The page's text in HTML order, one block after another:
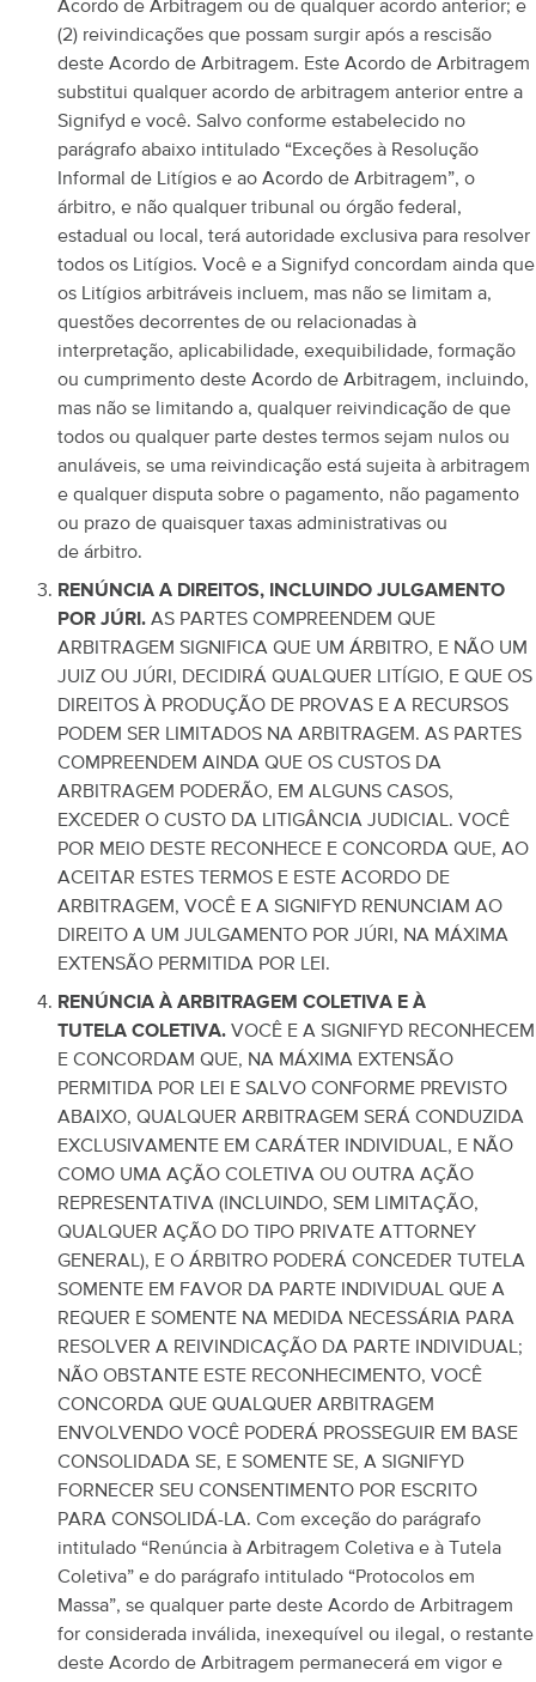
Acordo de Arbitragem ou de qualquer acordo anterior; e
(2) reivindicações que possam surgir após a rescisão
deste Acordo de Arbitragem. Este Acordo de Arbitragem
substitui qualquer acordo de arbitragem anterior entre a
Signifyd e você. Salvo conforme estabelecido no
parágrafo abaixo intitulado “Exceções à Resolução
Informal de Litígios e ao Acordo de Arbitragem”, o
árbitro, e não qualquer tribunal ou órgão federal,
estadual ou local, terá autoridade exclusiva para resolver
todos os Litígios. Você e a Signifyd concordam ainda que
os Litígios arbitráveis incluem, mas não se limitam a,
questões decorrentes de ou relacionadas à
interpretação, aplicabilidade, exequibilidade, formação
ou cumprimento deste Acordo de Arbitragem, incluindo,
mas não se limitando a, qualquer reivindicação de que
todos ou qualquer parte destes termos sejam nulos ou
anuláveis, se uma reivindicação está sujeita à arbitragem
e qualquer disputa sobre o pagamento, não pagamento
ou prazo de quaisquer taxas administrativas ou
de árbitro.
RENÚNCIA A DIREITOS, INCLUINDO JULGAMENTO
POR JÚRI. AS PARTES COMPREENDEM QUE
ARBITRAGEM SIGNIFICA QUE UM ÁRBITRO, E NÃO UM
JUIZ OU JÚRI, DECIDIRÁ QUALQUER LITÍGIO, E QUE OS
DIREITOS À PRODUÇÃO DE PROVAS E A RECURSOS
PODEM SER LIMITADOS NA ARBITRAGEM. AS PARTES
COMPREENDEM AINDA QUE OS CUSTOS DA
ARBITRAGEM PODERÃO, EM ALGUNS CASOS,
EXCEDER O CUSTO DA LITIGÂNCIA JUDICIAL. VOCÊ
POR MEIO DESTE RECONHECE E CONCORDA QUE, AO
ACEITAR ESTES TERMOS E ESTE ACORDO DE
ARBITRAGEM, VOCÊ E A SIGNIFYD RENUNCIAM AO
DIREITO A UM JULGAMENTO POR JÚRI, NA MÁXIMA
EXTENSÃO PERMITIDA POR LEI.
RENÚNCIA À ARBITRAGEM COLETIVA E À
TUTELA COLETIVA. VOCÊ E A SIGNIFYD RECONHECEM
E CONCORDAM QUE, NA MÁXIMA EXTENSÃO
PERMITIDA POR LEI E SALVO CONFORME PREVISTO
ABAIXO, QUALQUER ARBITRAGEM SERÁ CONDUZIDA
EXCLUSIVAMENTE EM CARÁTER INDIVIDUAL, E NÃO
COMO UMA AÇÃO COLETIVA OU OUTRA AÇÃO
REPRESENTATIVA (INCLUINDO, SEM LIMITAÇÃO,
QUALQUER AÇÃO DO TIPO PRIVATE ATTORNEY
GENERAL), E O ÁRBITRO PODERÁ CONCEDER TUTELA
SOMENTE EM FAVOR DA PARTE INDIVIDUAL QUE A
REQUER E SOMENTE NA MEDIDA NECESSÁRIA PARA
RESOLVER A REIVINDICAÇÃO DA PARTE INDIVIDUAL;
NÃO OBSTANTE ESTE RECONHECIMENTO, VOCÊ
CONCORDA QUE QUALQUER ARBITRAGEM
ENVOLVENDO VOCÊ PODERÁ PROSSEGUIR EM BASE
CONSOLIDADA SE, E SOMENTE SE, A SIGNIFYD
FORNECER SEU CONSENTIMENTO POR ESCRITO
PARA CONSOLIDÁ-LA. Com exceção do parágrafo
intitulado “Renúncia à Arbitragem Coletiva e à Tutela
Coletiva” e do parágrafo intitulado “Protocolos em
Massa”, se qualquer parte deste Acordo de Arbitragem
for considerada inválida, inexequível ou ilegal, o restante
deste Acordo de Arbitragem permanecerá em vigor e